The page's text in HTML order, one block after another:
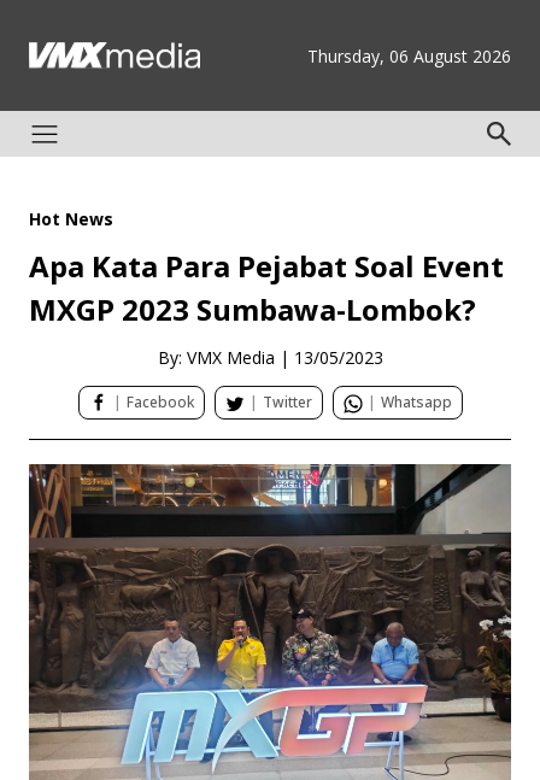
Thursday, 06 August 2026
Hot News
Apa Kata Para Pejabat Soal Event
MXGP 2023 Sumbawa-Lombok?
By: VMX Media | 13/05/2023
| Facebook | Twitter | Whatsapp